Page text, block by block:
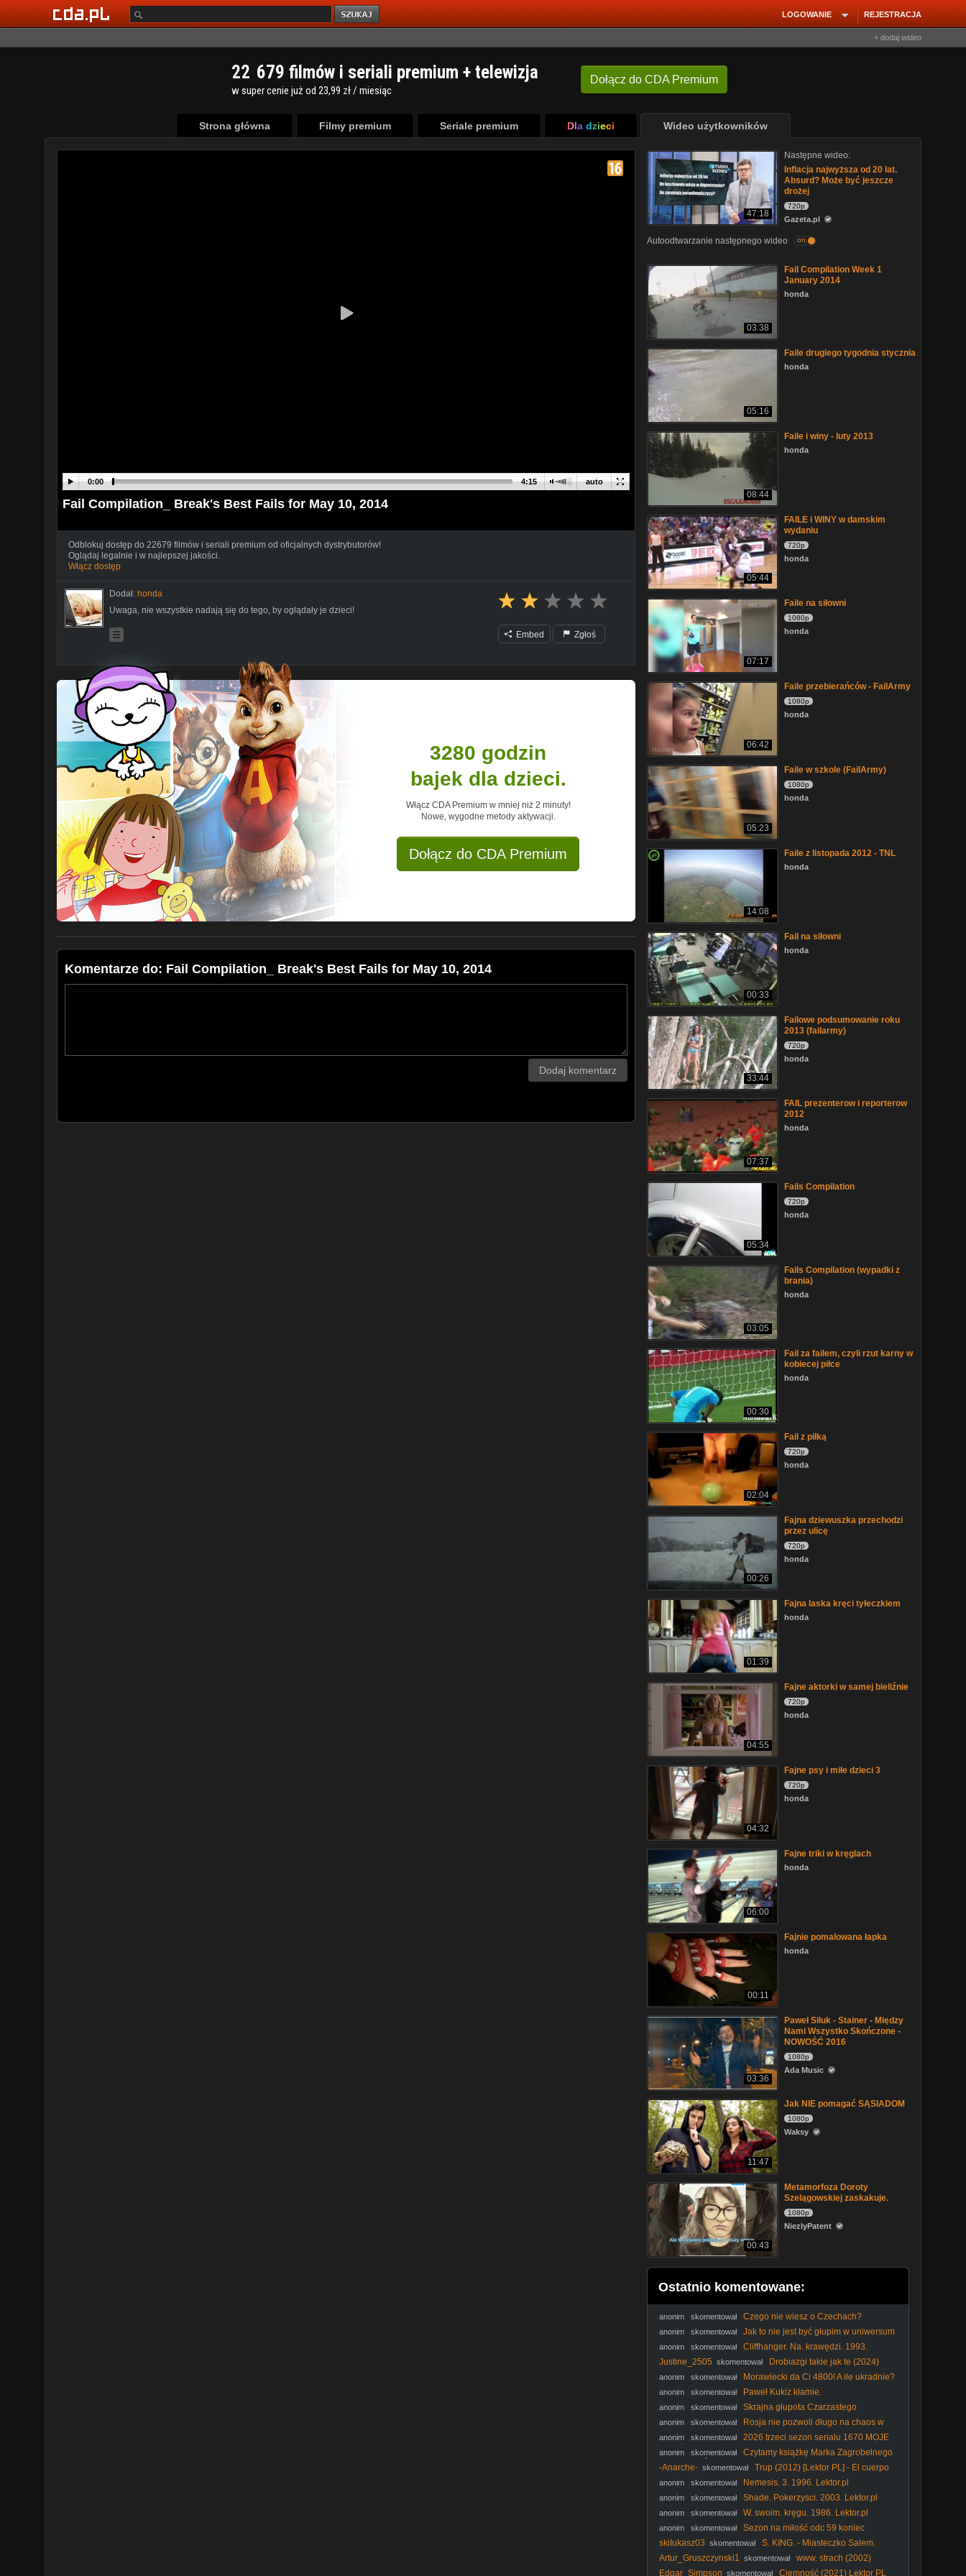
REJESTRACJA
LOGOWANIE
+ dodaj wideo
Dołącz do CDA Premium
22 679 filmów i seriali premium + telewizja
w super cenie już od 23,99 zł / miesiąc
Strona główna Filmy premium Seriale premium Dla dzieci Wideo użytkowników
auto
0:00 4:15
Fail Compilation_ Break's Best Fails for May 10, 2014
Odblokuj dostęp do 22679 filmów i seriali premium od oficjalnych dystrybutorów!
Oglądaj legalnie i w najlepszej jakości.
Włącz dostęp
Dodał: honda
Uwaga, nie wszystkie nadają się do tego, by oglądały je dzieci!
Embed Zgłoś
3280 godzin
bajek dla dzieci.
Włącz CDA Premium w mniej niż 2 minuty!
Nowe, wygodne metody aktywacji.
Dołącz do CDA Premium
Komentarze do: Fail Compilation_ Break's Best Fails for May 10, 2014
Dodaj komentarz
47:18
Następne wideo:
Inflacja najwyższa od 20 lat.
Absurd? Może być jeszcze
drożej
720p
Gazeta.pl
Autoodtwarzanie następnego wideo on
03:38
Fail Compilation Week 1
January 2014
honda
05:16
Faile drugiego tygodnia stycznia
honda
08:44
Faile i winy - luty 2013
honda
05:44
FAILE i WINY w damskim
wydaniu
720p
honda
07:17
Faile na siłowni
1080p
honda
06:42
Faile przebierańców - FailArmy
1080p
honda
05:23
Faile w szkole (FailArmy)
1080p
honda
14:08
Faile z listopada 2012 - TNL
honda
00:33
Fail na siłowni
honda
33:44
Failowe podsumowanie roku
2013 (failarmy)
720p
honda
07:37
FAIL prezenterow i reporterow
2012
honda
05:34
Fails Compilation
720p
honda
03:05
Fails Compilation (wypadki z
brania)
honda
00:30
Fail za failem, czyli rzut karny w
kobiecej piłce
honda
02:04
Fail z piłką
720p
honda
00:26
Fajna dziewuszka przechodzi
przez ulicę
720p
honda
01:39
Fajna laska kręci tyłeczkiem
honda
04:55
Fajne aktorki w samej bieliźnie
720p
honda
04:32
Fajne psy i miłe dzieci 3
720p
honda
06:00
Fajne triki w kręglach
honda
00:11
Fajnie pomalowana łapka
honda
03:36
Paweł Siluk - Stainer - Między
Nami Wszystko Skończone -
NOWOŚĆ 2016
1080p
Ada Music
11:47
Jak NIE pomagać SĄSIADOM
1080p
Waksy
00:43
Metamorfoza Doroty
Szelągowskiej zaskakuje.
1080p
NiezlyPatent
Ostatnio komentowane:
anonim skomentował
Czego nie wiesz o Czechach?
#PomyślDziś odc. 2645
anonim skomentował
Jak to nie jest być głupim w uniwersum
1670? #shorts
anonim skomentował
Cliffhanger. Na. krawędzi. 1993.
Lektor.pl
Justine_2505 skomentował
Drobiazgi takie jak te (2024)
Lektor PL
anonim skomentował
Morawiecki da Ci 4800! A ile ukradnie?
#RozwójPlus #PiStoMafia #Kaczyński #Nawrocki #polityka
anonim skomentował Paweł Kukiz kłamie.
anonim skomentował Skrajna głupota Czarzastego
anonim skomentował
Rosja nie pozwoli długo na chaos w
Polsce! #Putin #Kaczyński #Rosja #PiS #Tusk #polityka
anonim skomentował
2026 trzeci sezon serialu 1670 MOJE
WRAŻENIA dr Piotr Napierała
anonim skomentował
Czytamy książkę Marka Zagrobelnego
POKOCHAĆ PIS polecam!
-Anarche- skomentował Trup (2012) [Lektor PL] - El cuerpo
anonim skomentował Nemesis. 3. 1996. Lektor.pl
anonim skomentował Shade. Pokerzysci. 2003. Lektor.pl
anonim skomentował W. swoim. kręgu. 1986. Lektor.pl
anonim skomentował
Sezon na miłość odc 59 koniec
skiIukasz03 skomentował
S. KING. - Miasteczko Salem.
(1979) napisy
Artur_Gruszczynski1 skomentował
www. strach (2002)
Edgar_Simpson skomentował Ciemność (2021) Lektor PL